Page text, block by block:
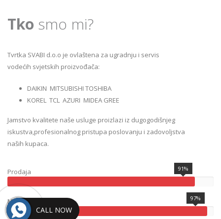
Tko smo mi?
Tvrtka SVABI d.o.o je ovlaštena za ugradnju i servis
vodećih svjetskih proizvođača:
DAIKIN MITSUBISHI TOSHIBA
KOREL TCL AZURI MIDEA GREE
Jamstvo kvalitete naše usluge proizlazi iz dugogodišnjeg
iskustva,profesionalnog pristupa poslovanju i zadovoljstva
naših kupaca.
Prodaja 91%
Montaža 97%
CALL NOW